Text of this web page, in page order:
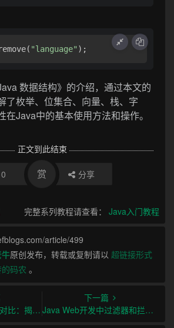
"language"
数据结构》的介绍，通过本文的
了枚举、位集合、向量、栈、字
在Java中的基本使用方法和操作。
正文到此结束
0 赏 分享
完整系列教程请查看： Java入门教程
article/499
原创发布，转载或复制请以 超链接形式
码农 。
距有多大？
下一篇
Java Web开发中过滤器和拦截器的区别及应用场景详解